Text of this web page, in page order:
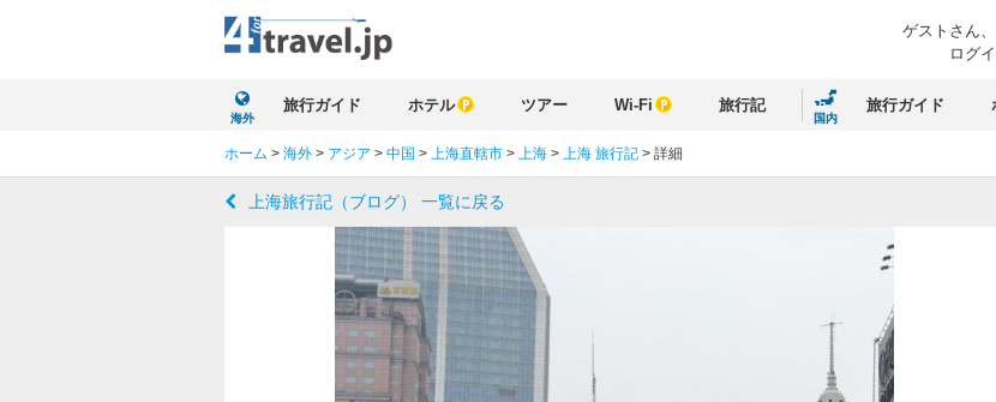
ゲストさん、
ログ
海外
旅行ガイド ホテル ツアー Wi-Fi 旅行記
国内
旅行ガイド
ホーム > 海外 > アジア > 中国 > 上海直轄市 > 上海 > 上海 旅行記 > 詳細
上海旅行記（ブログ） 一覧に戻る